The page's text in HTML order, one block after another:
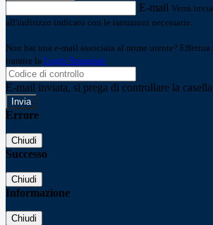
E-mail Verrà
all'indirizzo indicato con le istruzioni necessarie.
Non hai una e-mail associata al nome utente?
tramite la Login Spaggiari
E-mail inviata, si prega di controllare la
Errore
Chiudi
Successo
Chiudi
Informazione
Chiudi